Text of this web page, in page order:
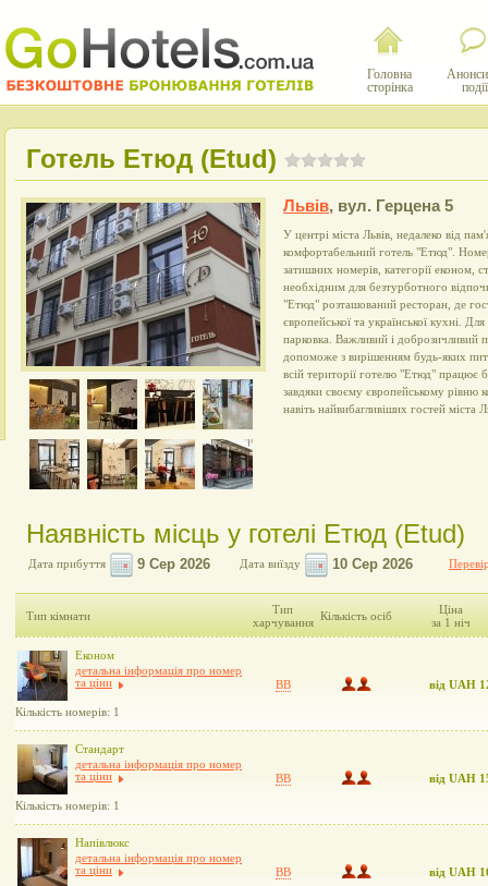
Головна
сторінка
події
Готель Етюд (Etud)
Львів, вул. Герцена 5
У центрі міста Львів, недалеко від
комфортабельний готель "Етюд".
затишних номерів, категорії економ,
необхідним для безтурботного
"Етюд" розташований ресторан, де
європейської та української кухні.
парковка. Важливий і доброзичливий
допоможе з вирішенням будь-яких
всій території готелю "Етюд" працює
завдяки своєму європейському рівню
навіть найвибагливіших гостей міста
Наявність місць у готелі Етюд (Etud)
Дата прибуття Дата виїзду
Тип кімнати
Тип
харчування Кількість осіб
Ціна
за 1 ніч
Економ
детальна інформація про номер
та ціни
Кількість номерів: 1
BB від UAH
Стандарт
детальна інформація про номер
та ціни
Кількість номерів: 1
BB від UAH
Напівлюкс
детальна інформація про номер
та ціни
BB від UAH